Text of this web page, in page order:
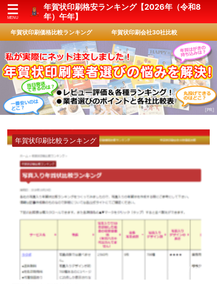
年賀状印刷格安ランキング【2026年（令和8
年）午年】
年賀状印刷価格比較ランキング 年賀状印刷会社30社比較
年賀状印刷比較ランキング
2020/12/1